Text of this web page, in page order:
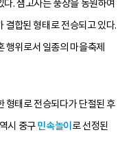
. 샘고사는 풍장을 동원하여
결합된 형태로 전승되고 있다.
행위로서 일종의 마을축제
형태로 전승되다가 단절된 후
시 중구민속놀이 로 선정된